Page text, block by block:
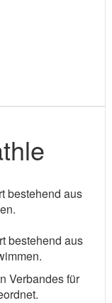
bestehend aus
bestehend aus
Verbandes für